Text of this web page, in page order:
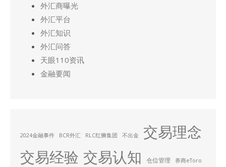
外汇商曝光
外汇平台
外汇知识
外汇问答
天眼110资讯
金融要闻
2024金融事件 BCR外汇 RLC红狮集团 不出金
交易理念
交易经验 交易认知 仓位管理 券商eToro